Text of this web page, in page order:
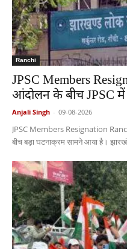
Ranchi
JPSC Members
आंदोलन के बीच JPSC
Anjali Singh - 09-08-2026
JPSC Members Resignation
बीच बड़ा घटनाक्रम सामने आया है।